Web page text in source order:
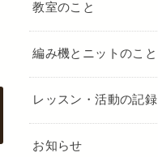
教室のこと
編み機とニットのこと
レッスン・活動の記録
お知らせ